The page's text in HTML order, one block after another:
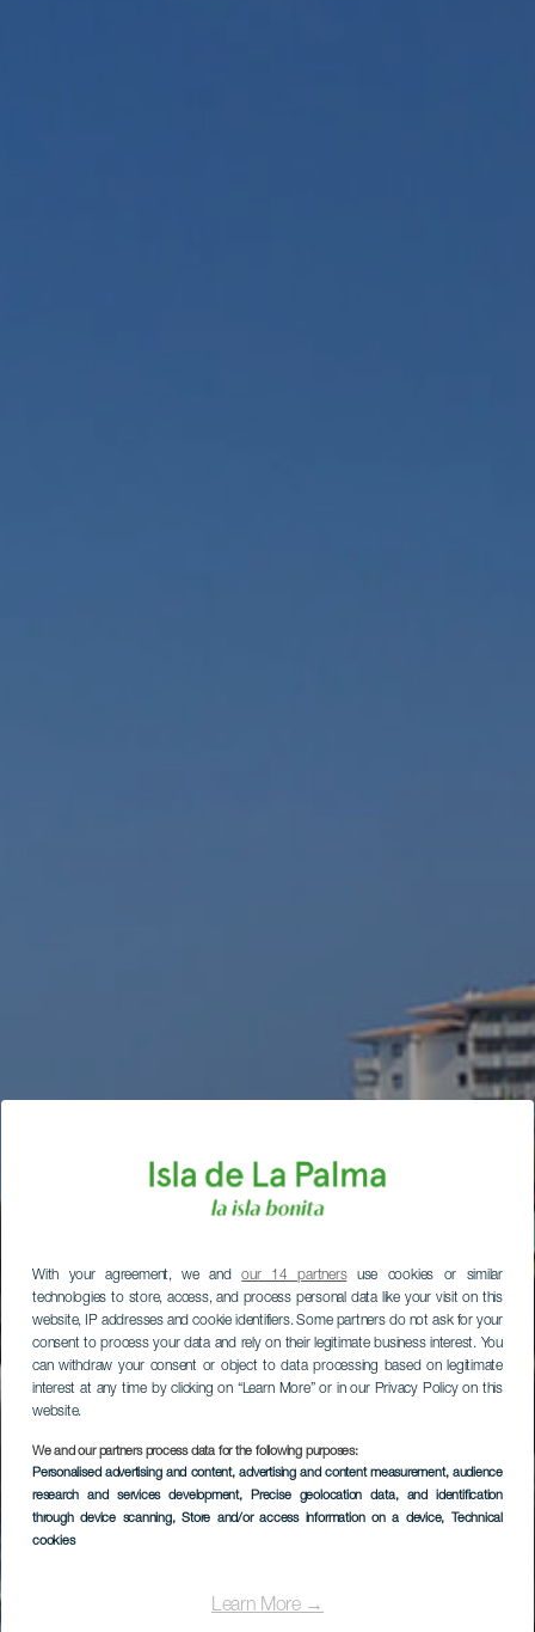
With your agreement, we andour 14 partnersuse cookies or similar
technologies to store, access, and process personal data like your visit on this
website, IP addresses and cookie identifiers. Some partners do not ask for your
consent to process your data and rely on their legitimate business interest. You
can withdraw your consent or object to data processing based on legitimate
interest at any time by clicking on “Learn More” or in our Privacy Policy on this
website.
We and our partners process data for the following purposes:
Personalised advertising and content, advertising and content measurement, audience
research and services development, Precise geolocation data, and identification
through device scanning, Store and/or access information on a device, Technical
cookies
Learn More →